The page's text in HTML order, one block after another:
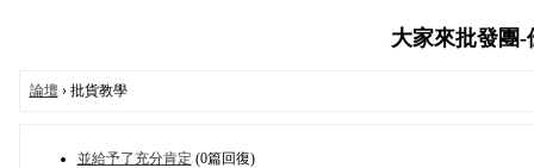
大家來批發團
論壇› 批貨教學
並給予了充分肯定 (0篇回復)